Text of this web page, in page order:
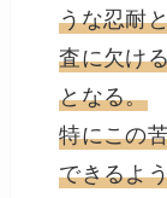
うな忍耐
査に欠け
となる。
特にこの
できるよ